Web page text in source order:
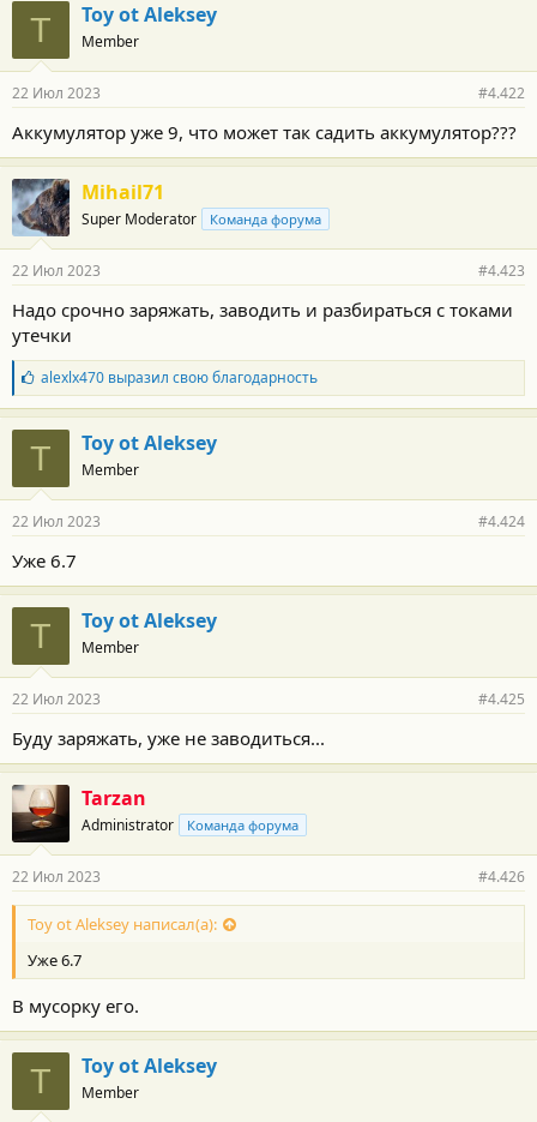
T Toy ot Aleksey
Member
22 Июл 2023 #4.422
Аккумулятор уже 9, что может так садить аккумулятор???
Mihail71
Super Moderator Команда форума
22 Июл 2023 #4.423
Надо срочно заряжать, заводить и разбираться с токами
утечки
Б
л
а
г
о
д
а
н
с
т
и
:
alexlx470выразил свою благодарность
T Toy ot Aleksey
Member
22 Июл 2023 #4.424
Уже 6.7
T Toy ot Aleksey
Member
22 Июл 2023 #4.425
Буду заряжать, уже не заводиться...
Tarzan
Administrator Команда форума
22 Июл 2023 #4.426
Toy ot Aleksey написал(а):
Уже 6.7
В мусорку его.
T Toy ot Aleksey
Member